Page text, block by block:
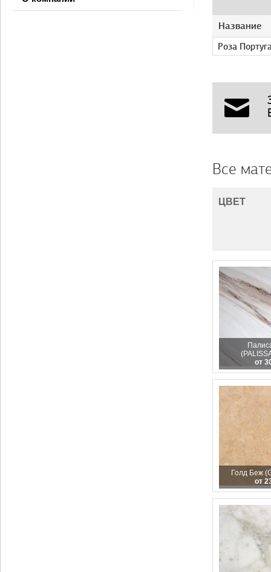
Название
Роза
Все
ЦВЕТ
от
Голд Беж
от